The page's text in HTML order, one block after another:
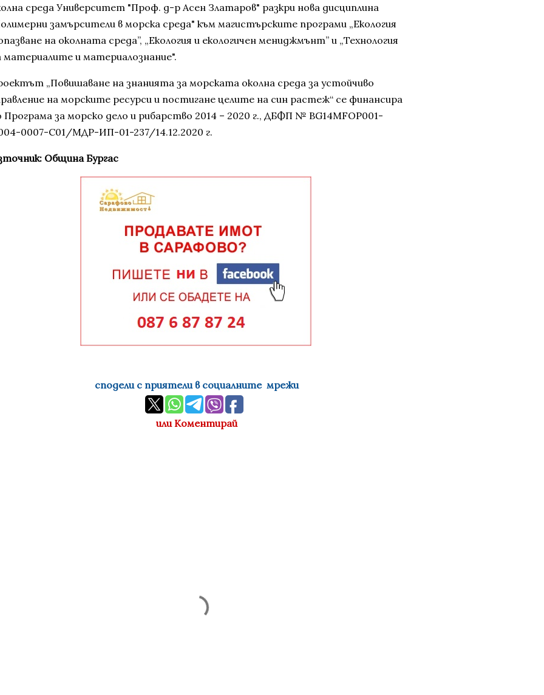
среда Университет "Проф. д-р Асен Златаров" разкри нова дисциплина
замърсители в морска среда" към магистърските програми „Екология
на околната среда”, „Екология и екологичен мениджмънт” и „Технология
материалите и материалознание".
„Повишаване на знанията за морската околна среда за устойчиво
на морските ресурси и постигане целите на син растеж“ се финансира
Програма за морско дело и рибарство 2014 – 2020 г., ДБФП № BG14MFOP001-
0007-C01/МДР-ИП-01-237/14.12.2020 г.
Община Бургас
сподели с приятели в социалните мрежи
или Коментирай